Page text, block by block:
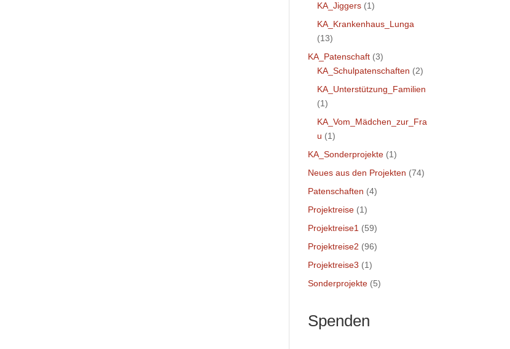
KA_Jiggers (1)
KA_Krankenhaus_Lunga
(13)
KA_Patenschaft (3)
KA_Schulpatenschaften (2)
KA_Unterstützung_Familien
(1)
KA_Vom_Mädchen_zur_Fra
u (1)
KA_Sonderprojekte (1)
Neues aus den Projekten (74)
Patenschaften (4)
Projektreise (1)
Projektreise1 (59)
Projektreise2 (96)
Projektreise3 (1)
Sonderprojekte (5)
Spenden